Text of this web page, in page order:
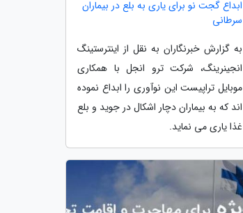
ابداع گجت نو برای یاری به بلع در بیماران
سرطانی
به گزارش خبرنگاران به نقل از اینترستینگ
انجینرینگ، شرکت ترو انجل با همکاری
موبایل تراپیست این نوآوری را ابداع نموده
اند که به بیماران دچار اشکال در جوید و بلع
غذا یاری می نماید.